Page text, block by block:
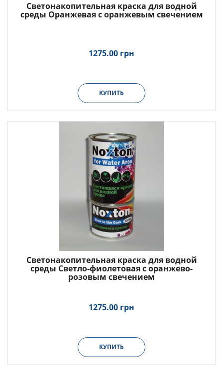
Светонакопительная краска для водной
среды Оранжевая с оранжевым свечением
1275.00 грн
КУПИТЬ
Светонакопительная краска для водной
среды Светло-фиолетовая с оранжево-
розовым свечением
1275.00 грн
КУПИТЬ